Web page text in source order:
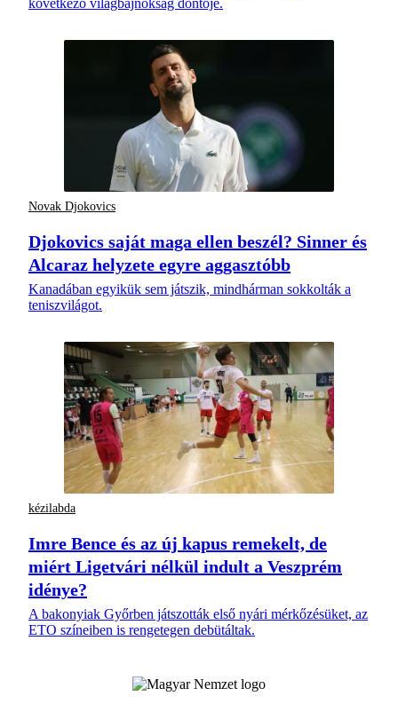
következő világbajnokság döntője.
Novak Djokovics
Djokovics saját maga ellen beszél? Sinner és
Alcaraz helyzete egyre aggasztóbb
Kanadában egyikük sem játszik, mindhárman sokkolták a
teniszvilágot.
kézilabda
Imre Bence és az új kapus remekelt, de
miért Ligetvári nélkül indult a Veszprém
idénye?
A bakonyiak Győrben játszották első nyári mérkőzésüket, az
ETO színeiben is rengetegen debütáltak.